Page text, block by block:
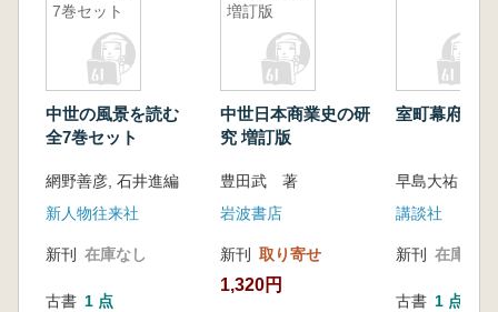
7巻セット
中世の風景を読む
全7巻セット
網野善彦, 石井進編
新人物往来社
新刊 在庫なし
古書 1 点
増訂版
中世日本商業史の研
究 増訂版
豊田武 著
岩波書店
新刊 取り寄せ
1,320円
室町幕府論
早島大祐
講談社
新刊 在庫なし
古書 1 点